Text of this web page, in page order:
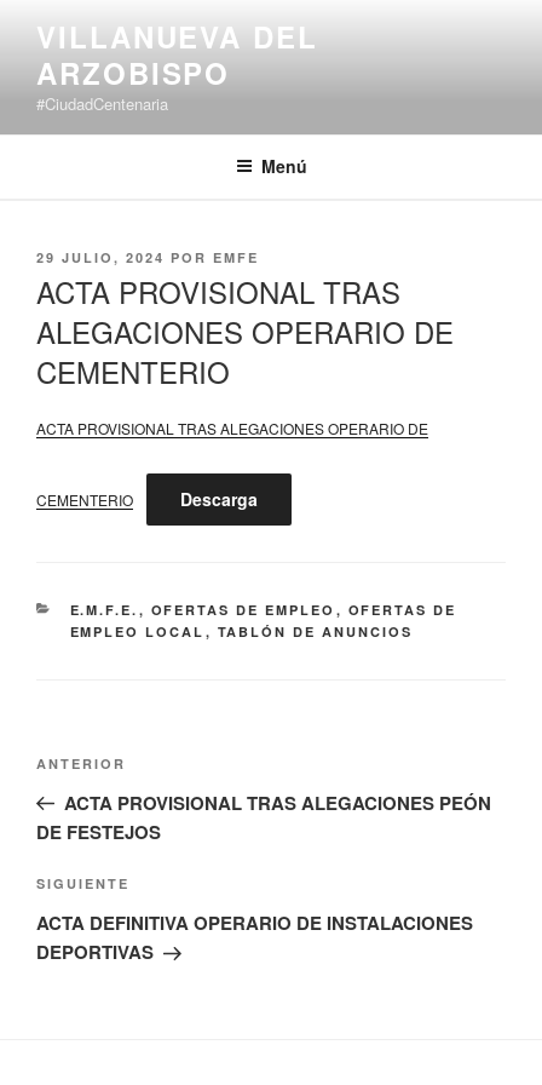
contenido
VILLANUEVA DEL
ARZOBISPO
#CiudadCentenaria
Menú
PUBLICADO
29 JULIO, 2024 POR EMFE
ACTA PROVISIONAL TRAS
ALEGACIONES OPERARIO DE
CEMENTERIO
ACTA PROVISIONAL TRAS ALEGACIONES OPERARIO DE
CEMENTERIO Descarga
CATEGORÍAS
E.M.F.E. , OFERTAS DE EMPLEO , OFERTAS DE
EMPLEO LOCAL , TABLÓN DE ANUNCIOS
Navegación
entradas
Entrada
anterior:
ANTERIOR
ACTA PROVISIONAL TRAS ALEGACIONES PEÓN
DE FESTEJOS
Siguiente
entrada
SIGUIENTE
ACTA DEFINITIVA OPERARIO DE INSTALACIONES
DEPORTIVAS